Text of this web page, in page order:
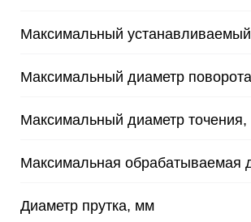
Максимальный
Максимальный диаметр
Максимальный диаметр
Максимальная обрабатываемая
Диаметр прутка, мм